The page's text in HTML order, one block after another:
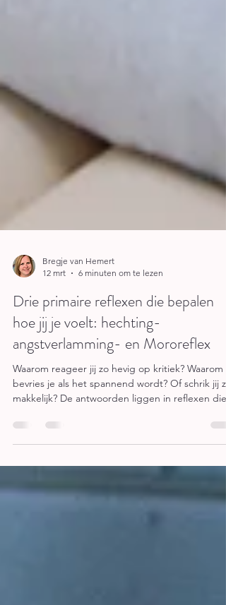
12 mrt
6 minuten om te lezen
Drie primaire reflexen die bepalen
hoe jij je voelt: hechting-
angstverlamming- en Mororeflex
Waarom reageer jij zo hevig op kritiek? Waarom
makkelijk? De antwoorden liggen in reflexen die